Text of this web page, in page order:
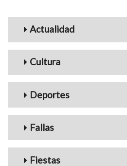
Menu_Videos
Actualidad
Cultura
Deportes
Fallas
Fiestas